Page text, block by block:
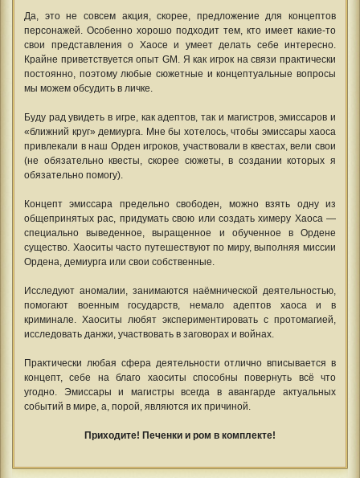
Да, это не совсем акция, скорее, предложение для концептов
персонажей. Особенно хорошо подходит тем, кто имеет какие-то
свои представления о Хаосе и умеет делать себе интересно.
Крайне приветствуется опыт GM. Я как игрок на связи практически
постоянно, поэтому любые сюжетные и концептуальные вопросы
мы можем обсудить в личке.
Буду рад увидеть в игре, как адептов, так и магистров, эмиссаров и
«ближний круг» демиурга. Мне бы хотелось, чтобы эмиссары хаоса
привлекали в наш Орден игроков, участвовали в квестах, вели свои
(не обязательно квесты, скорее сюжеты, в создании которых я
обязательно помогу).
Концепт эмиссара предельно свободен, можно взять одну из
общепринятых рас, придумать свою или создать химеру Хаоса —
специально выведенное, выращенное и обученное в Ордене
существо. Хаоситы часто путешествуют по миру, выполняя миссии
Ордена, демиурга или свои собственные.
Исследуют аномалии, занимаются наёмнической деятельностью,
помогают военным государств, немало адептов хаоса и в
криминале. Хаоситы любят экспериментировать с протомагией,
исследовать данжи, участвовать в заговорах и войнах.
Практически любая сфера деятельности отлично вписывается в
концепт, себе на благо хаоситы способны повернуть всё что
угодно. Эмиссары и магистры всегда в авангарде актуальных
событий в мире, а, порой, являются их причиной.
Приходите! Печенки и ром в комплекте!